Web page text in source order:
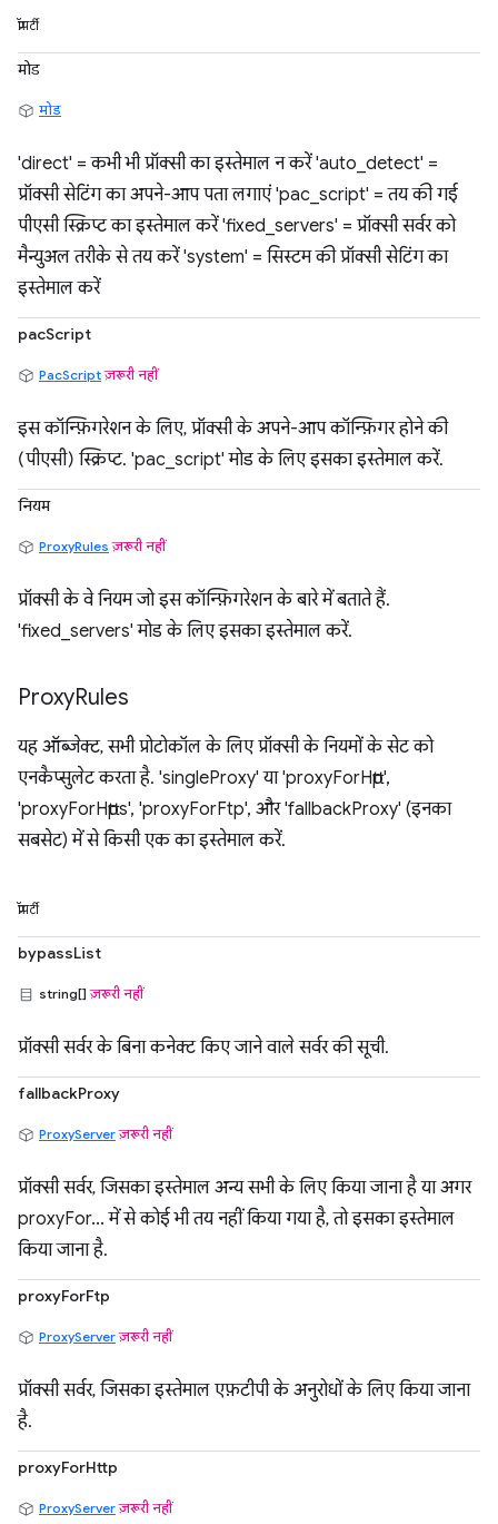
प्रॉपर्टी
मोड
मोड
'direct' = कभी भी प्रॉक्सी का इस्तेमाल न करें 'auto_detect' =
प्रॉक्सी सेटिंग का अपने-आप पता लगाएं 'pac_script' = तय की गई
पीएसी स्क्रिप्ट का इस्तेमाल करें 'fixed_servers' = प्रॉक्सी सर्वर को
मैन्युअल तरीके से तय करें 'system' = सिस्टम की प्रॉक्सी सेटिंग का
इस्तेमाल करें
pacScript
PacScript ज़रूरी नहीं
इस कॉन्फ़िगरेशन के लिए, प्रॉक्सी के अपने-आप कॉन्फ़िगर होने की
(पीएसी) स्क्रिप्ट. 'pac_script' मोड के लिए इसका इस्तेमाल करें.
नियम
ProxyRules ज़रूरी नहीं
प्रॉक्सी के वे नियम जो इस कॉन्फ़िगरेशन के बारे में बताते हैं.
'fixed_servers' मोड के लिए इसका इस्तेमाल करें.
ProxyRules
यह ऑब्जेक्ट, सभी प्रोटोकॉल के लिए प्रॉक्सी के नियमों के सेट को
एनकैप्सुलेट करता है. 'singleProxy' या 'proxyForHttp',
'proxyForHttps', 'proxyForFtp', और 'fallbackProxy' (इनका
सबसेट) में से किसी एक का इस्तेमाल करें.
प्रॉपर्टी
bypassList
string[]ज़रूरी नहीं
प्रॉक्सी सर्वर के बिना कनेक्ट किए जाने वाले सर्वर की सूची.
fallbackProxy
ProxyServer ज़रूरी नहीं
प्रॉक्सी सर्वर, जिसका इस्तेमाल अन्य सभी के लिए किया जाना है या अगर
proxyFor... में से कोई भी तय नहीं किया गया है, तो इसका इस्तेमाल
किया जाना है.
proxyForFtp
ProxyServer ज़रूरी नहीं
प्रॉक्सी सर्वर, जिसका इस्तेमाल एफ़टीपी के अनुरोधों के लिए किया जाना
है.
proxyForHttp
ProxyServer ज़रूरी नहीं